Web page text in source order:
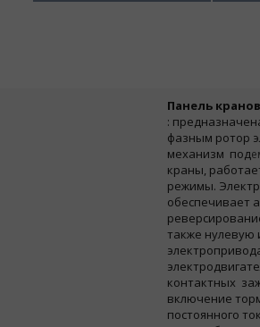
Панель
:
фазным ротор
механизм под
краны,
режимы.
обеспечивает
также нулевую
контактных
включение
постоянного